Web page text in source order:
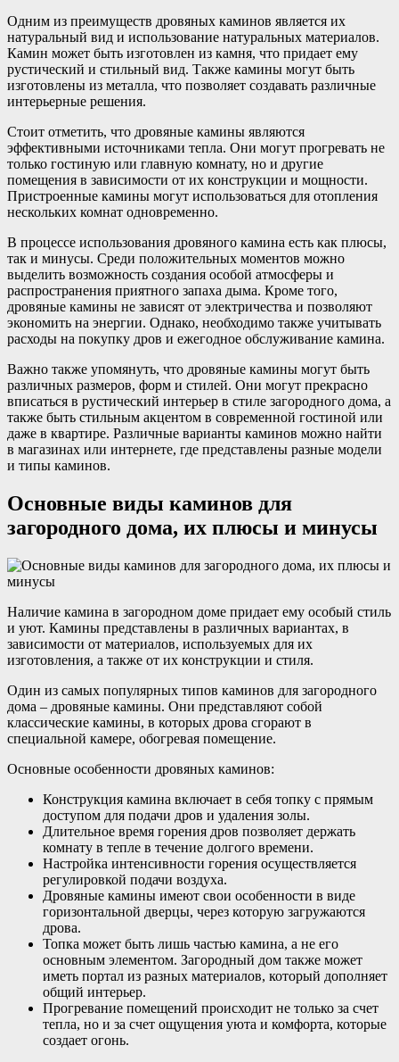
Одним из преимуществ дровяных каминов является их
натуральный вид и использование натуральных материалов.
Камин может быть изготовлен из камня, что придает ему
рустический и стильный вид. Также камины могут быть
изготовлены из металла, что позволяет создавать различные
интерьерные решения.
Стоит отметить, что дровяные камины являются
эффективными источниками тепла. Они могут прогревать не
только гостиную или главную комнату, но и другие
помещения в зависимости от их конструкции и мощности.
Пристроенные камины могут использоваться для отопления
нескольких комнат одновременно.
В процессе использования дровяного камина есть как плюсы,
так и минусы. Среди положительных моментов можно
выделить возможность создания особой атмосферы и
распространения приятного запаха дыма. Кроме того,
дровяные камины не зависят от электричества и позволяют
экономить на энергии. Однако, необходимо также учитывать
расходы на покупку дров и ежегодное обслуживание камина.
Важно также упомянуть, что дровяные камины могут быть
различных размеров, форм и стилей. Они могут прекрасно
вписаться в рустический интерьер в стиле загородного дома, а
также быть стильным акцентом в современной гостиной или
даже в квартире. Различные варианты каминов можно найти
в магазинах или интернете, где представлены разные модели
и типы каминов.
Основные виды каминов для
загородного дома, их плюсы и минусы
Наличие камина в загородном доме придает ему особый стиль
и уют. Камины представлены в различных вариантах, в
зависимости от материалов, используемых для их
изготовления, а также от их конструкции и стиля.
Один из самых популярных типов каминов для загородного
дома – дровяные камины. Они представляют собой
классические камины, в которых дрова сгорают в
специальной камере, обогревая помещение.
Основные особенности дровяных каминов:
Конструкция камина включает в себя топку с прямым
доступом для подачи дров и удаления золы.
Длительное время горения дров позволяет держать
комнату в тепле в течение долгого времени.
Настройка интенсивности горения осуществляется
регулировкой подачи воздуха.
Дровяные камины имеют свои особенности в виде
горизонтальной дверцы, через которую загружаются
дрова.
Топка может быть лишь частью камина, а не его
основным элементом. Загородный дом также может
иметь портал из разных материалов, который дополняет
общий интерьер.
Прогревание помещений происходит не только за счет
тепла, но и за счет ощущения уюта и комфорта, которые
создает огонь.